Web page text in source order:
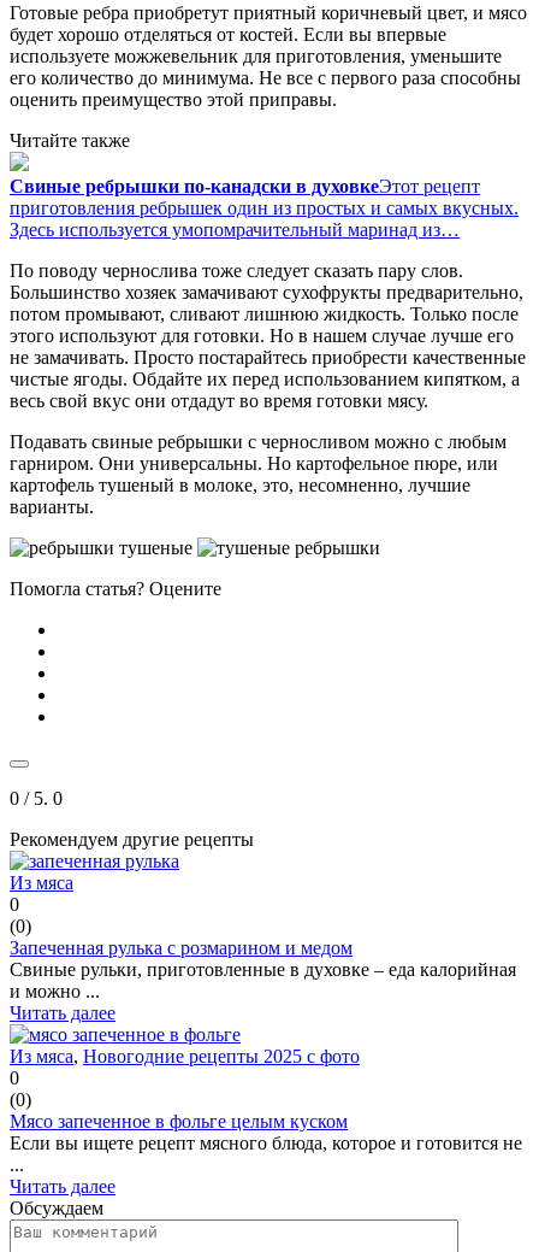
Готовые ребра приобретут приятный коричневый цвет, и мясо
будет хорошо отделяться от костей. Если вы впервые
используете можжевельник для приготовления, уменьшите
его количество до минимума. Не все с первого раза способны
оценить преимущество этой приправы.
Читайте также
Свиные ребрышки по-канадски в духовкеЭтот рецепт
приготовления ребрышек один из простых и самых вкусных.
Здесь используется умопомрачительный маринад из…
По поводу чернослива тоже следует сказать пару слов.
Большинство хозяек замачивают сухофрукты предварительно,
потом промывают, сливают лишнюю жидкость. Только после
этого используют для готовки. Но в нашем случае лучше его
не замачивать. Просто постарайтесь приобрести качественные
чистые ягоды. Обдайте их перед использованием кипятком, а
весь свой вкус они отдадут во время готовки мясу.
Подавать свиные ребрышки с черносливом можно с любым
гарниром. Они универсальны. Но картофельное пюре, или
картофель тушеный в молоке, это, несомненно, лучшие
варианты.
Помогла статья? Оцените
0 / 5. 0
Рекомендуем другие рецепты
Из мяса
0
(0)
Запеченная рулька с розмарином и медом
Свиные рульки, приготовленные в духовке – еда калорийная
и можно ...
Читать далее
Из мяса, Новогодние рецепты 2025 с фото
0
(0)
Мясо запеченное в фольге целым куском
Если вы ищете рецепт мясного блюда, которое и готовится не
...
Читать далее
Обсуждаем